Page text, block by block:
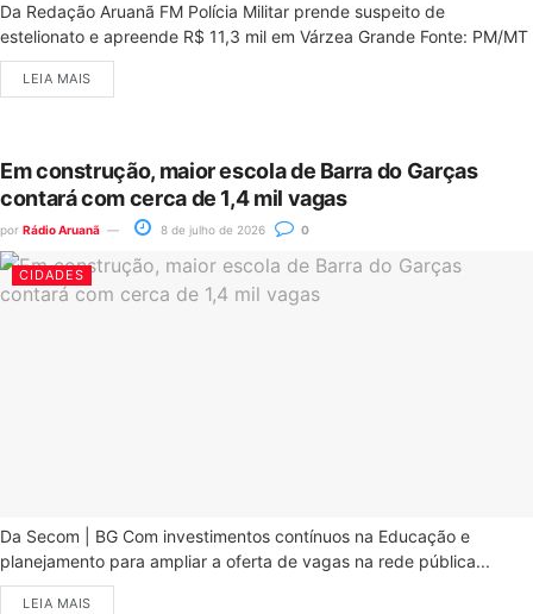
Da Redação Aruanã FM Polícia Militar prende suspeito de
estelionato e apreende R$ 11,3 mil em Várzea Grande Fonte: PM/MT
LEIA MAIS
Em construção, maior escola de Barra do Garças
contará com cerca de 1,4 mil vagas
por Rádio Aruanã 8 de julho de 2026 0
CIDADES
Da Secom | BG Com investimentos contínuos na Educação e
planejamento para ampliar a oferta de vagas na rede pública...
LEIA MAIS